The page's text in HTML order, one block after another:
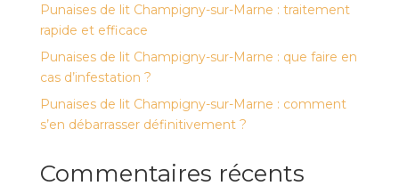
Punaises de lit Champigny-sur-Marne : traitement
rapide et efficace
Punaises de lit Champigny-sur-Marne : que faire en
cas d’infestation ?
Punaises de lit Champigny-sur-Marne : comment
s’en débarrasser définitivement ?
Commentaires récents